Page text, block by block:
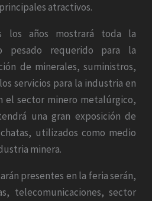
atractivos.
los años mostrará toda la
pesado requerido para la
de minerales, suministros,
servicios para la industria en
el sector minero metalúrgico,
una gran exposición de
utilizados como medio
minera.
presentes en la feria serán,
telecomunicaciones, sector